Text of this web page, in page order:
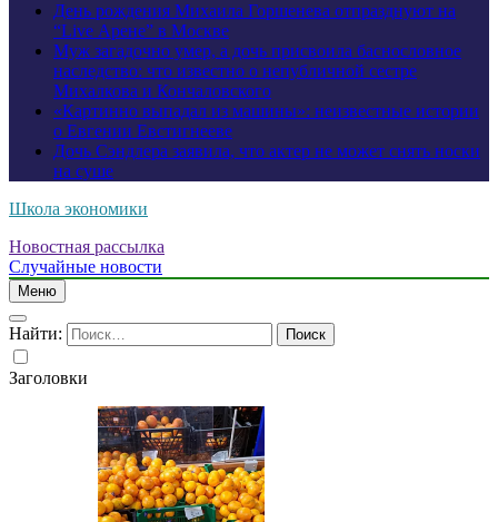
День рождения Михаила Горшенева отпразднуют на
“Live Арене” в Москве
Муж загадочно умер, а дочь присвоила баснословное
наследство: что известно о непубличной сестре
Михалкова и Кончаловского
«Картинно выпадал из машины»: неизвестные истории
о Евгении Евстигнееве
Дочь Сэндлера заявила, что актер не может снять носки
на суше
Школа экономики
Новостная рассылка
Случайные новости
Меню
Найти:
Заголовки